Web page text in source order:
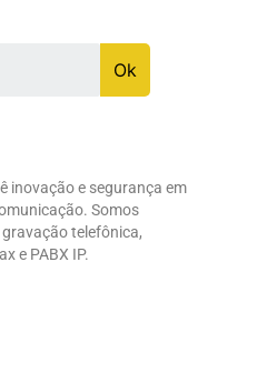
inovação e segurança em
Somos
telefônica,
e PABX IP.